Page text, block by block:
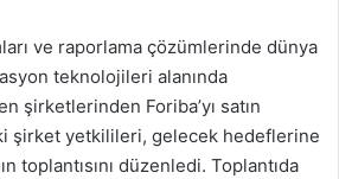
ve raporlama çözümlerinde dünya
teknolojileri alanında
şirketlerinden Foriba’yı satın
şirket yetkilileri, gelecek hedeflerine
toplantısını düzenledi. Toplantıda